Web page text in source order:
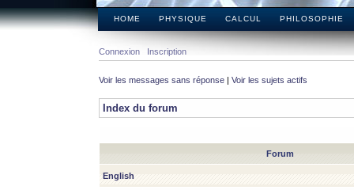
HOME PHYSIQUE CALCUL PHILOSOPHIE
Connexion Inscription
Voir les messages sans réponse | Voir les sujets actifs
Index du forum
Forum
English